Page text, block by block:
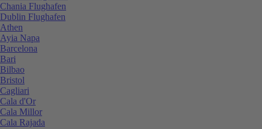
Chania Flughafen
Dublin Flughafen
Athen
Ayia Napa
Barcelona
Bari
Bilbao
Bristol
Cagliari
Cala d'Or
Cala Millor
Cala Rajada